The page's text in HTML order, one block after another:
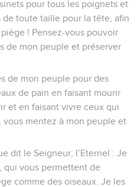
pour tous les poignets et
toute taille pour la tête, afin
! Pensez-vous pouvoir
de mon peuple et préserver
de mon peuple pour des
de pain en faisant mourir
et en faisant vivre ceux qui
mentez à mon peuple et
dit le Seigneur, l’Eternel : Je
qui vous permettent de
comme des oiseaux. Je les